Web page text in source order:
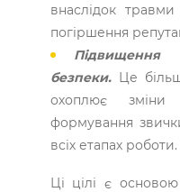
внаслідок
погіршення
безпеки.Це більш
охоплює зміни
формування
всіх етапах роботи.
Ці цілі є